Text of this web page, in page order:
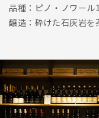
品種：ピノ・ノワール
醸造：砕けた石灰岩を